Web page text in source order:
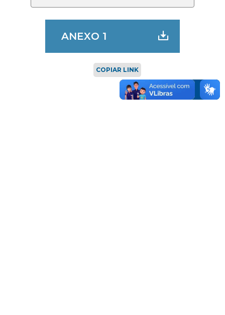
ANEXO 1
COPIAR LINK